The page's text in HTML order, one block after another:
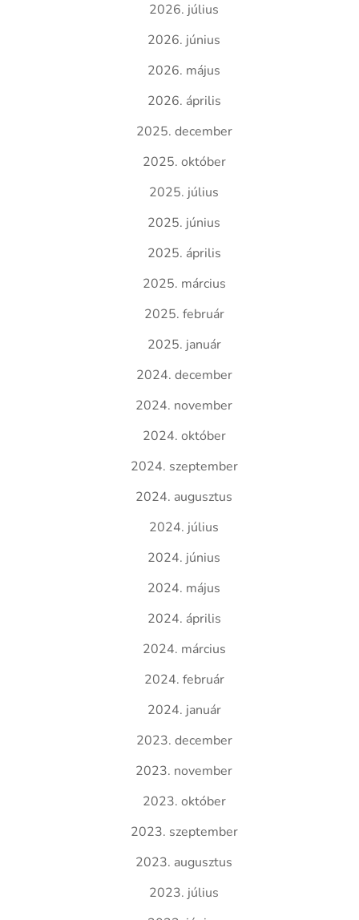
2026. július
2026. június
2026. május
2026. április
2025. december
2025. október
2025. július
2025. június
2025. április
2025. március
2025. február
2025. január
2024. december
2024. november
2024. október
2024. szeptember
2024. augusztus
2024. július
2024. június
2024. május
2024. április
2024. március
2024. február
2024. január
2023. december
2023. november
2023. október
2023. szeptember
2023. augusztus
2023. július